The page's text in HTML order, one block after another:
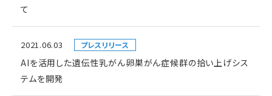
て
2021.06.03 プレスリリース
AIを活用した遺伝性乳がん卵巣がん症候群の拾い上げシス
テムを開発